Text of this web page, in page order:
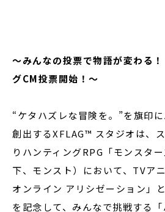
〜みんなの投票で物語が変わる
グCM投票開始！〜
“ケタハズレな冒険を。”を旗印
創出するXFLAG™ スタジオは、
りハンティングRPG「モンスタ
下、モンスト）において、TVア
オンライン アリシゼーション」
を記念して、みんなで挑戦する